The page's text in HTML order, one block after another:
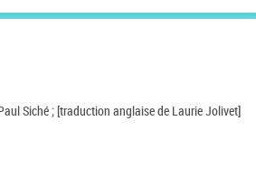
Siché ; [traduction anglaise de Laurie Jolivet]